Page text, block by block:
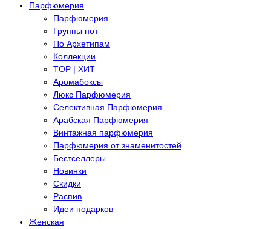
Парфюмерия
Парфюмерия
Группы нот
По Архетипам
Коллекции
TOP | ХИТ
Аромабоксы
Люкс Парфюмерия
Селективная Парфюмерия
Арабская Парфюмерия
Винтажная парфюмерия
Парфюмерия от знаменитостей
Бестселлеры
Новинки
Скидки
Распив
Идеи подарков
Женская